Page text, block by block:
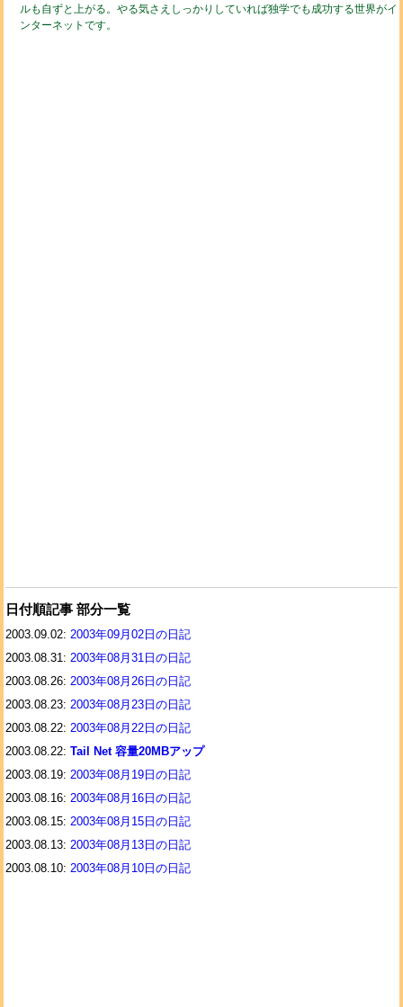
ルも自ずと上がる。やる気さえしっかりしていれば独学でも成功する世界がイ
ンターネットです。
日付順記事 部分一覧
2003.09.02: 2003年09月02日の日記
2003.08.31: 2003年08月31日の日記
2003.08.26: 2003年08月26日の日記
2003.08.23: 2003年08月23日の日記
2003.08.22: 2003年08月22日の日記
2003.08.22: Tail Net 容量20MBアップ
2003.08.19: 2003年08月19日の日記
2003.08.16: 2003年08月16日の日記
2003.08.15: 2003年08月15日の日記
2003.08.13: 2003年08月13日の日記
2003.08.10: 2003年08月10日の日記